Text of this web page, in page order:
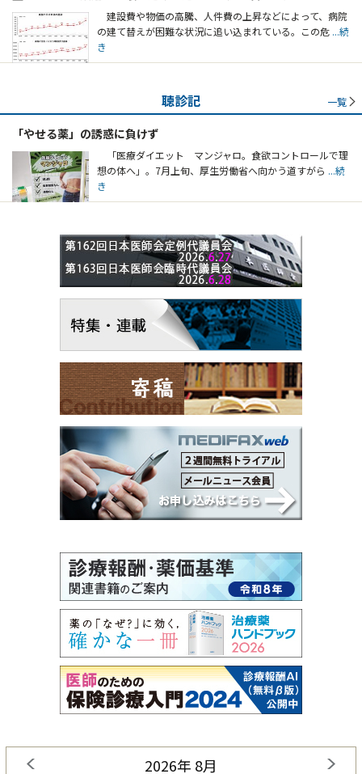
建設費や物価の高騰、人件費の上昇などによって、病院
の建て替えが困難な状況に追い込まれている。この危 ...続
き
聴診記 一覧
「やせる薬」の誘惑に負けず
「医療ダイエット マンジャロ。食欲コントロールで理
想の体へ」。7月上旬、厚生労働省へ向かう道すがら ...続
き
2026年 8月